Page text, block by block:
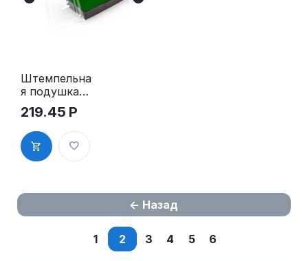
Штемпельна
я подушка
для GRM
4916 Plus,
GRM 15 Plus
219.45 Р
Назад
1 2 3 4 5 6